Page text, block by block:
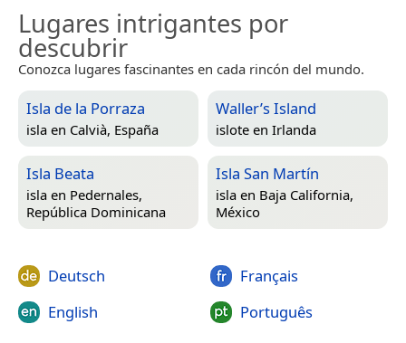
Lugares intrigantes por
descubrir
Conozca lugares fascinantes en cada rincón del mundo.
Isla de la Porraza
isla en Calvià, España
Waller’s Island
islote en Irlanda
Isla Beata
isla en Pedernales,
República Dominicana
Isla San Martín
isla en Baja California,
México
Deutsch
English
Français
Português